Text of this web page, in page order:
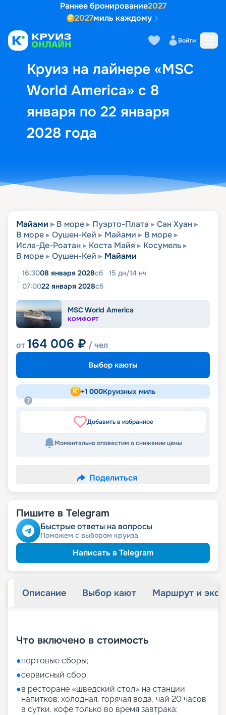
Раннее бронирование2027
2027миль каждому
Войти
Круиз на лайнере «MSC
World America» с 8
января по 22 января
2028 года
Выбор кают Маршрут и
Майами В море Пуэрто-Плата
Сан Хуан
В море
Оушен-Кей Майами
В море
Исла-Де-Роатан
Коста Майя
Косумель
В море
Оушен-Кей Майами
16:3008 января 2028сб 15 дн/14 нч
07:0022 января 2028сб
MSC World America
КОМФОРТ
от164 006 ₽ / чел
Выбор каюты
+1 000Круизных миль
Добавить в избранное
Моментально оповестим о снижении цены
Поделиться
Пишите в Telegram
Быстрые ответы на вопросы
Поможем с выбором круиза
Написать в Telegram
Описание Выбор кают Маршрут и
Что включено в стоимость
●портовые сборы;
●сервисный сбор;
●в ресторане «шведский стол» на станции
напитков: холодная, горячая вода, чай 20 часов
в сутки, кофе только во время завтрака;